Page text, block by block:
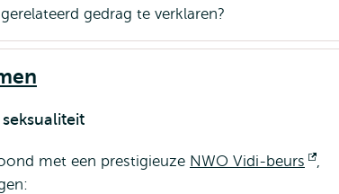
gedrag te verklaren?
met een prestigieuze NWO Vidi-beurs
,